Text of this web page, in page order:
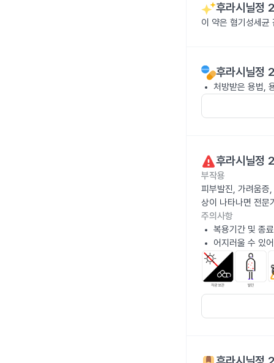
후라시닐
이 약은 혐기성세균
후라시닐
처방받은 용법,
후라시닐
부작용
피부발진, 가려움증
상이 나타나면 전문
주의사항
복용기간 및 종
어지러울 수 있